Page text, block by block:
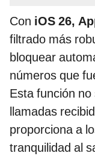
Con iOS 26,
filtrado más
bloquear
números que
Esta función
llamadas
proporciona a
tranquilidad al